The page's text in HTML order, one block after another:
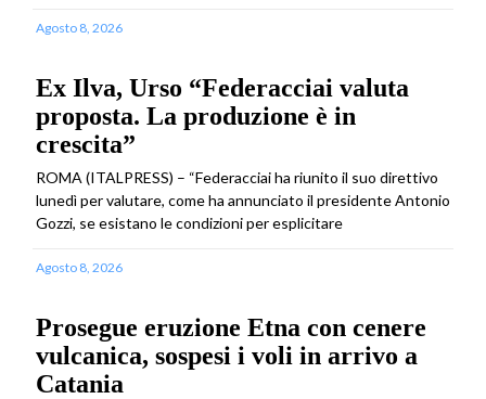
Agosto 8, 2026
Ex Ilva, Urso “Federacciai valuta
proposta. La produzione è in
crescita”
ROMA (ITALPRESS) – “Federacciai ha riunito il suo direttivo
lunedì per valutare, come ha annunciato il presidente Antonio
Gozzi, se esistano le condizioni per esplicitare
Agosto 8, 2026
Prosegue eruzione Etna con cenere
vulcanica, sospesi i voli in arrivo a
Catania